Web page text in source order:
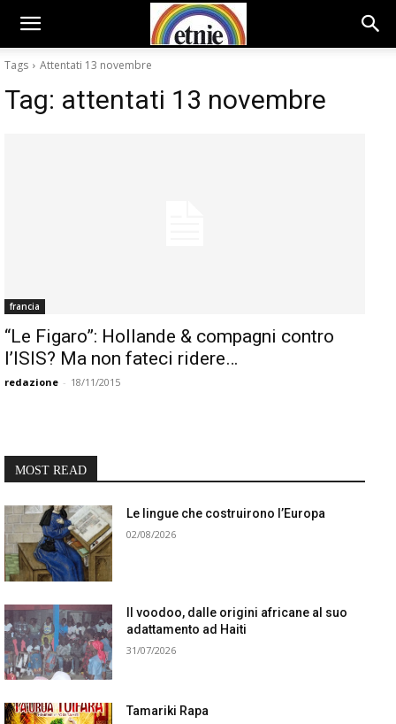
Tags Attentati 13 novembre
Tag: attentati 13 novembre
francia
“Le Figaro”: Hollande & compagni contro
l’ISIS? Ma non fateci ridere…
redazione - 18/11/2015
MOST READ
Le lingue che costruirono l’Europa
02/08/2026
Il voodoo, dalle origini africane al suo
adattamento ad Haiti
31/07/2026
Tamariki Rapa